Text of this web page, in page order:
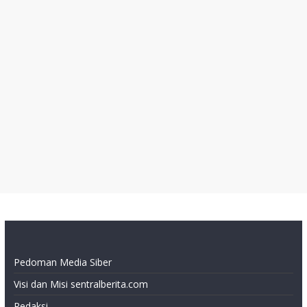
Pedoman Media Siber
Visi dan Misi sentralberita.com